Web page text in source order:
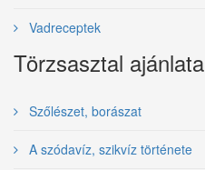
Vadreceptek
Törzsasztal ajánlata
Szőlészet, borászat
A szódavíz, szikvíz története